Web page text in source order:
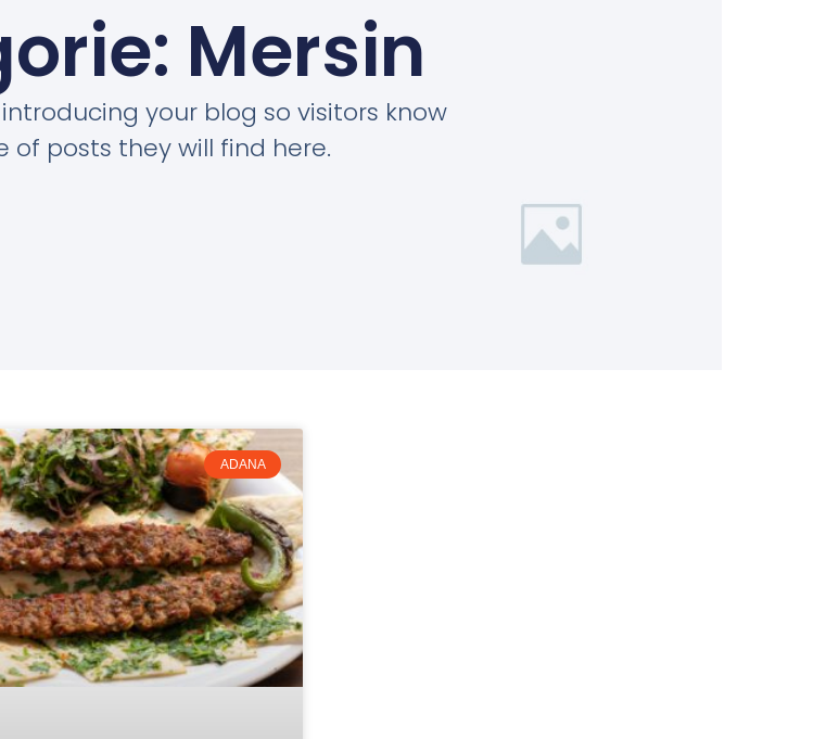
Mersin
your blog so visitors know
of posts they will find here.
ADANA